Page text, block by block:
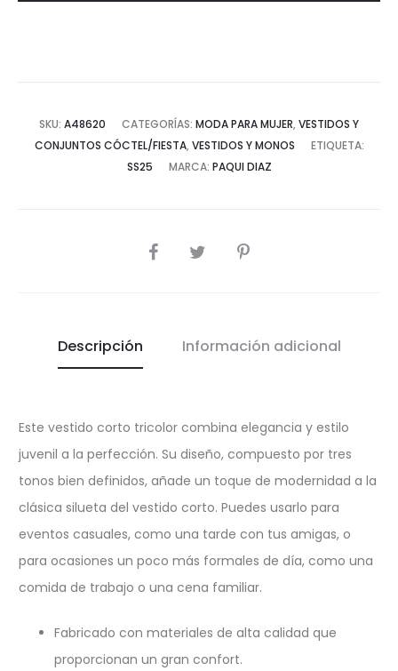
SKU: A48620 CATEGORÍAS: MODA PARA MUJER, VESTIDOS Y
CONJUNTOS CÓCTEL/FIESTA, VESTIDOS Y MONOS
ETIQUETA:
SS25
MARCA: PAQUI DIAZ
COMPARTIR
Descripción Información adicional
Este vestido corto tricolor combina elegancia y estilo
juvenil a la perfección. Su diseño, compuesto por tres
tonos bien definidos, añade un toque de modernidad a la
clásica silueta del vestido corto. Puedes usarlo para
eventos casuales, como una tarde con tus amigas, o
para ocasiones un poco más formales de día, como una
comida de trabajo o una cena familiar.
Fabricado con materiales de alta calidad que
proporcionan un gran confort.